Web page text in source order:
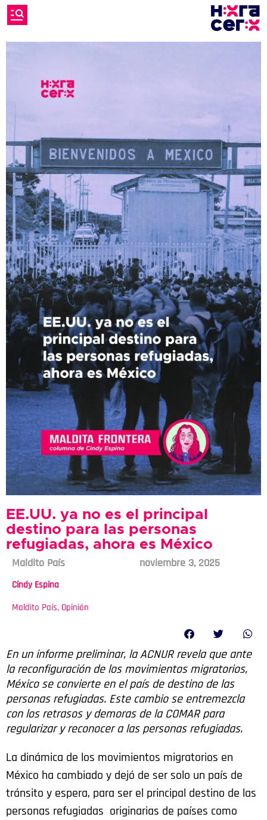
EE.UU. ya no es el principal
destino para las personas
refugiadas, ahora es México
Maldito País noviembre 3, 2025
Cindy Espina
Maldito País, Opinión
En un informe preliminar, la ACNUR revela que ante
la reconfiguración de los movimientos migratorios,
México se convierte en el país de destino de las
personas refugiadas. Este cambio se entremezcla
con los retrasos y demoras de la COMAR para
regularizar y reconocer a las personas refugiadas.
La dinámica de los movimientos migratorios en
México ha cambiado y dejó de ser solo un país de
tránsito y espera, para ser el principal destino de las
personas refugiadas originarias de países como